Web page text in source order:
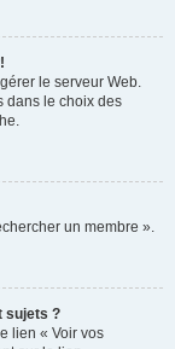
le serveur Web.
dans le choix des
un membre ».
sujets ?
lien « Voir vos